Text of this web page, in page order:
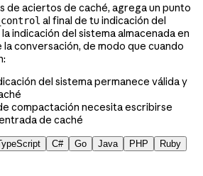
de aciertos de caché, agrega un punto
al final de tu indicación del
indicación del sistema almacenada en
conversación, de modo que cuando
del sistema permanece válida y
compactación necesita escribirse
de caché
C# Go Java PHP Ruby